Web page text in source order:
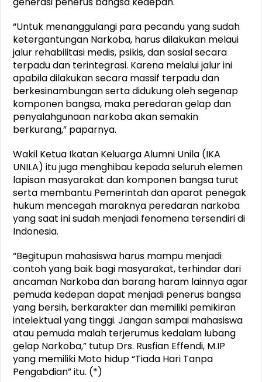
“Untuk menanggulangi para pecandu yang sudah
ketergantungan Narkoba, harus dilakukan melaui
jalur rehabilitasi medis, psikis, dan sosial secara
terpadu dan terintegrasi. Karena melalui jalur ini
apabila dilakukan secara massif terpadu dan
berkesinambungan serta didukung oleh segenap
komponen bangsa, maka peredaran gelap dan
penyalahgunaan narkoba akan semakin
berkurang,” paparnya.
Wakil Ketua Ikatan Keluarga Alumni Unila (IKA
UNILA) itu juga menghibau kepada seluruh elemen
lapisan masyarakat dan komponen bangsa turut
serta membantu Pemerintah dan aparat penegak
hukum mencegah maraknya peredaran narkoba
yang saat ini sudah menjadi fenomena tersendiri di
Indonesia.
“Begitupun mahasiswa harus mampu menjadi
contoh yang baik bagi masyarakat, terhindar dari
ancaman Narkoba dan barang haram lainnya agar
pemuda kedepan dapat menjadi penerus bangsa
yang bersih, berkarakter dan memiliki pemikiran
intelektual yang tinggi. Jangan sampai mahasiswa
atau pemuda malah terjerumus kedalam lubang
gelap Narkoba,” tutup Drs. Rusfian Effendi, M.IP
yang memiliki Moto hidup “Tiada Hari Tanpa
Pengabdian” itu. (*)